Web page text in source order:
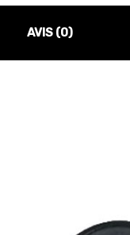
AVIS (0)